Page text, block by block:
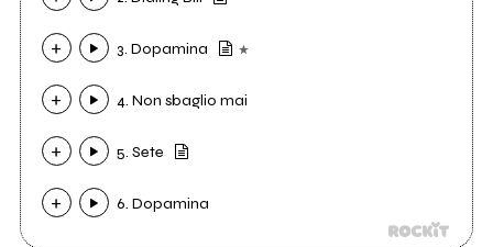
3. Dopamina
4. Non sbaglio mai
5. Sete
6. Dopamina